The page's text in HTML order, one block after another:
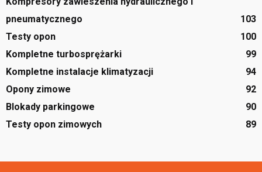
pneumatycznego
103
Testy opon
100
Kompletne turbosprężarki
99
Kompletne instalacje klimatyzacji
94
Opony zimowe
92
Blokady parkingowe
90
Testy opon zimowych
89